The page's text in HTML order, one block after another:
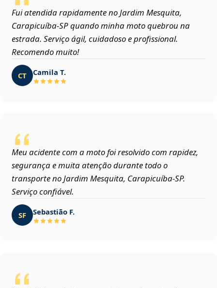
Fui atendida rapidamente no Jardim Mesquita,
Carapicuíba‑SP quando minha moto quebrou na
estrada. Serviço ágil, cuidadoso e profissional.
Recomendo muito!
CT Camila T.
Meu acidente com a moto foi resolvido com rapidez,
segurança e muita atenção durante todo o
transporte no Jardim Mesquita, Carapicuíba‑SP.
Serviço confiável.
SF Sebastião F.